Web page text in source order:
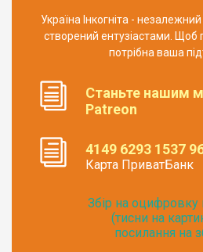
Україна Інкогніта -
створений ентузіастами. Щоб
потрібна ваша
Станьте нашим
Patreon
4149 6293 1537
Карта ПриватБанк
Збір на
(тисни на
посилання на